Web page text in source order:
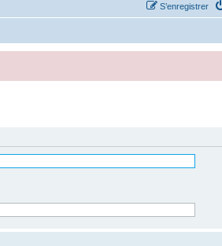
S’enregistrer